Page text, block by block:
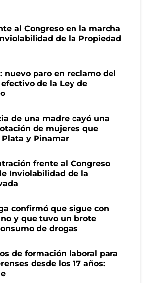
al Congreso en la marcha
de la Propiedad
nuevo paro en reclamo del
de la Ley de
de una madre cayó una
de mujeres que
Plata y Pinamar
frente al Congreso
Inviolabilidad de la
confirmó que sigue con
y que tuvo un brote
de drogas
de formación laboral para
desde los 17 años: